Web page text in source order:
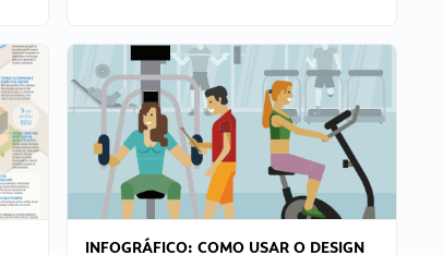
INFOGRÁFICO: COMO USAR O DESIGN